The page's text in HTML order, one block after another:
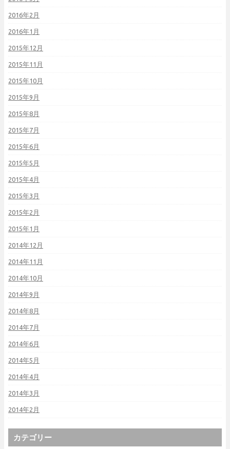
2016年2月
2016年1月
2015年12月
2015年11月
2015年10月
2015年9月
2015年8月
2015年7月
2015年6月
2015年5月
2015年4月
2015年3月
2015年2月
2015年1月
2014年12月
2014年11月
2014年10月
2014年9月
2014年8月
2014年7月
2014年6月
2014年5月
2014年4月
2014年3月
2014年2月
カテゴリー